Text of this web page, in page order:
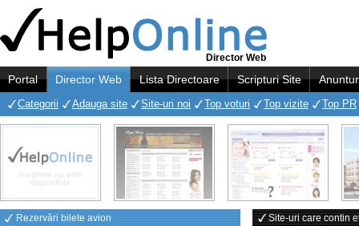
Director Web
Portal Director Web Lista Directoare Scripturi Site
Categorii Adauga site Site-uri noi Top voturi Top vizite Top PR
Rezervări bilete avion
Site-uri care contin